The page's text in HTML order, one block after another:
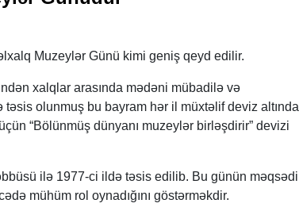
Muzeylər Günü kimi geniş qeyd edilir.
xalqlar arasında mədəni mübadilə və
təsis olunmuş bu bayram hər il müxtəlif deviz altında
“Bölünmüş dünyanı muzeylər birləşdirir” devizi
ilə 1977-ci ildə təsis edilib. Bu günün məqsədi
mühüm rol oynadığını göstərməkdir.